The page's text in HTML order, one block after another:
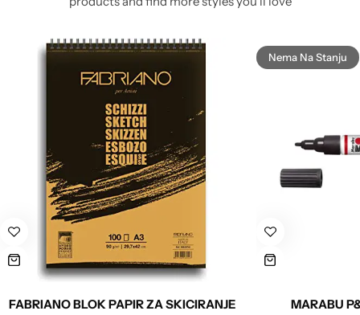
FABRIANO BLOK PAPIR ZA SKICIRANJE
Nema Na Stanju
MARABU